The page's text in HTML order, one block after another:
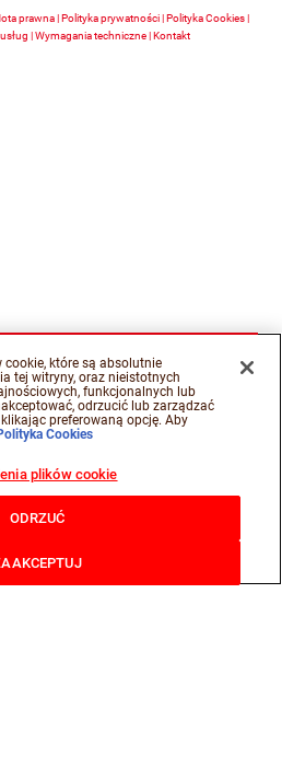
prawna Polityka prywatności Polityka Cookies
Wymagania techniczne Kontakt
które są absolutnie
tej witryny, oraz nieistotnych
funkcjonalnych lub
odrzucić lub zarządzać
preferowaną opcję. Aby
Cookies
plików cookie
ODRZUĆ